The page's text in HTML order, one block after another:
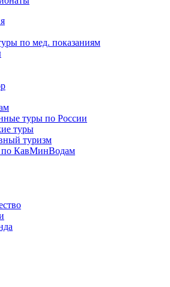
по мед. показаниям
туры по России
туры
туризм
по КавМинВодам